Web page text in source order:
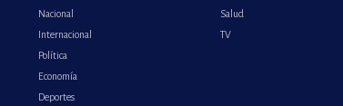
Nacional
Internacional
Política
Economía
Deportes
Salud
TV